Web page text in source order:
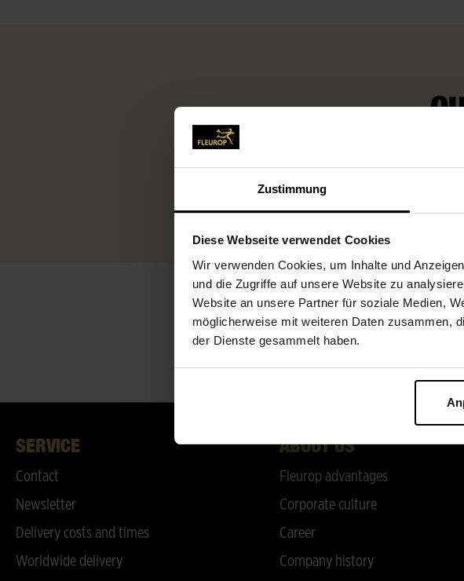
Zustimmung
Diese Webseite verwendet Cookies
Wir verwenden Cookies, um Inhalte und
und die Zugriffe auf unsere Website zu
Website an unsere Partner für soziale Medien,
möglicherweise mit weiteren Daten zusammen,
der Dienste gesammelt haben.
SERVICE
Contact
Newsletter
Delivery costs and times
Worldwide delivery
ABOUT US
Fleurop advantages
Corporate culture
Career
Company history